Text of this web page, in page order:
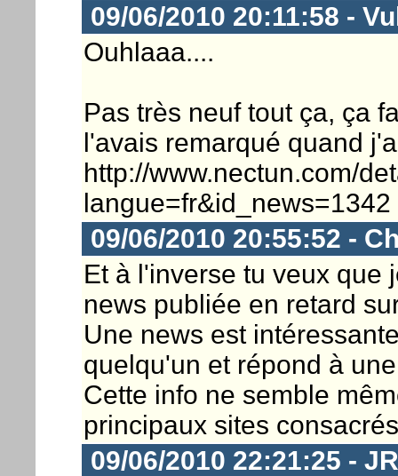
09/06/2010 20:11:58 -
Ouhlaaa....
Pas très neuf tout ça, ça
l'avais remarqué quand
http://www.nectun.com/
langue=fr&id_news=1342
09/06/2010 20:55:52 -
Et à l'inverse tu veux que
news publiée en retard
Une news est
quelqu'un et répond à
Cette info ne semble
principaux sites
09/06/2010 22:21:25 -